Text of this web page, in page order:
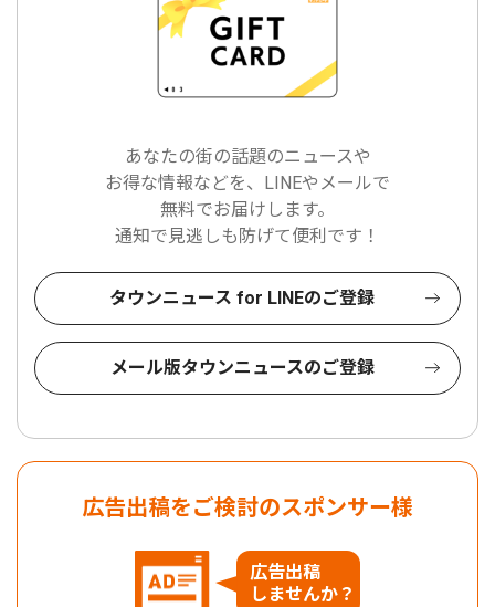
あなたの街の話題のニュースや
お得な情報などを、LINEやメールで
無料でお届けします。
通知で見逃しも防げて便利です！
タウンニュース for LINEのご登録
メール版タウンニュースのご登録
広告出稿をご検討のスポンサー様
広告出稿
しませんか？